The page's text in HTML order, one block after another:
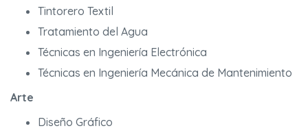
Tintorero Textil
Tratamiento del Agua
Técnicas en Ingeniería Electrónica
Técnicas en Ingeniería Mecánica de Mantenimiento
Arte
Diseño Gráfico